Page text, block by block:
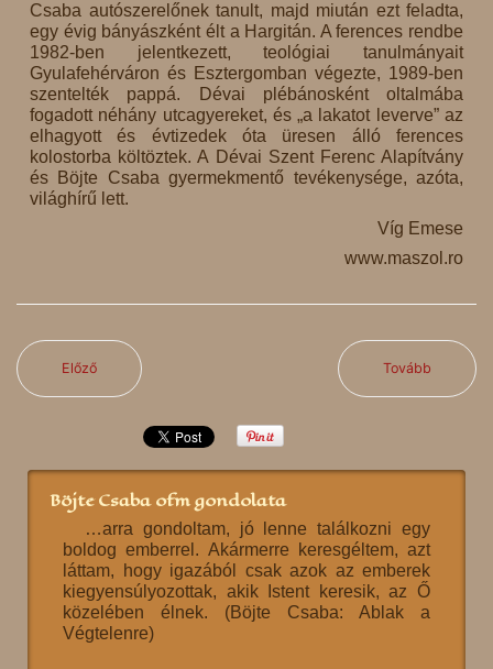
Csaba autószerelőnek tanult, majd miután ezt feladta,
egy évig bányászként élt a Hargitán. A ferences rendbe
1982-ben jelentkezett, teológiai tanulmányait
Gyulafehérváron és Esztergomban végezte, 1989-ben
szentelték pappá. Dévai plébánosként oltalmába
fogadott néhány utcagyereket, és „a lakatot leverve” az
elhagyott és évtizedek óta üresen álló ferences
kolostorba költöztek. A Dévai Szent Ferenc Alapítvány
és Böjte Csaba gyermekmentő tevékenysége, azóta,
világhírű lett.
Víg Emese
www.maszol.ro
Előző Tovább
Böjte Csaba ofm gondolata
…arra gondoltam, jó lenne találkozni egy
boldog emberrel. Akármerre keresgéltem, azt
láttam, hogy igazából csak azok az emberek
kiegyensúlyozottak, akik Istent keresik, az Ő
közelében élnek. (Böjte Csaba: Ablak a
Végtelenre)